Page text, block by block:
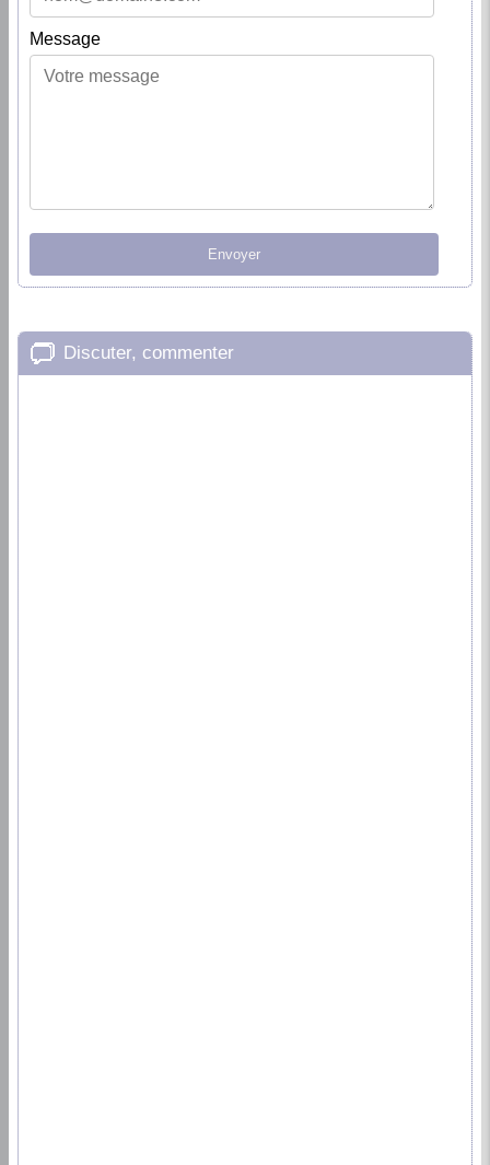
Message
Discuter, commenter